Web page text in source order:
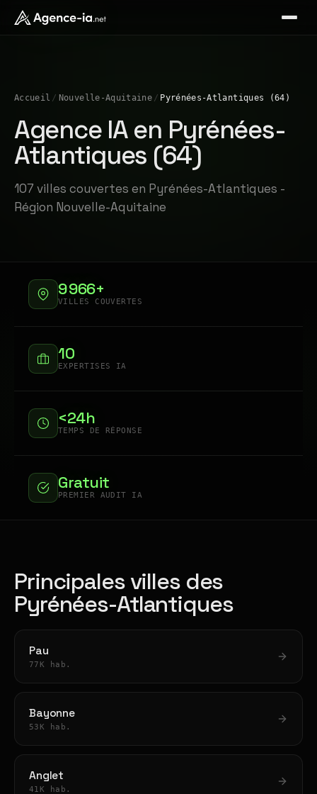
Accueil / Nouvelle-Aquitaine / Pyrénées-Atlantiques (64)
Agence IA en Pyrénées-
Atlantiques (64)
107 villes couvertes en Pyrénées-Atlantiques -
Région Nouvelle-Aquitaine
9 966+
VILLES COUVERTES
10
EXPERTISES IA
<24h
TEMPS DE RÉPONSE
Gratuit
PREMIER AUDIT IA
Principales villes des
Pyrénées-Atlantiques
Pau
77K hab.
Bayonne
53K hab.
Anglet
41K hab.